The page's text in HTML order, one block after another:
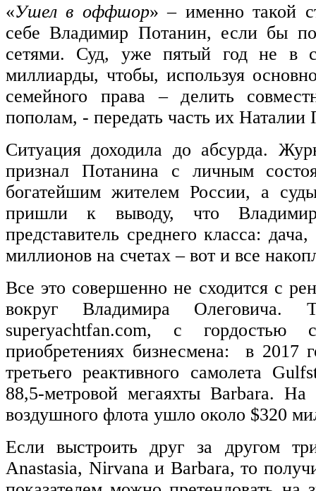
«Ушел в оффшор» – именно такой
себе Владимир Потанин, если бы
сетями. Суд, уже пятый год не в
миллиарды, чтобы, используя
семейного права – делить
пополам, - передать часть их Наталии
Ситуация доходила до абсурда.
признал Потанина с личным
богатейшим жителем России, а
пришли к выводу, что
представитель среднего класса:
миллионов на счетах – вот и все
Все это совершенно не сходится с
вокруг Владимира Олеговича.
superyachtfan.com, с гордостью
приобретениях бизнесмена: в 2017
третьего реактивного самолета
88,5-метровой мегаяхты Barbara. На
воздушного флота ушло около $320
Если выстроить друг за другом
Anastasia, Nirvana и Barbara, то